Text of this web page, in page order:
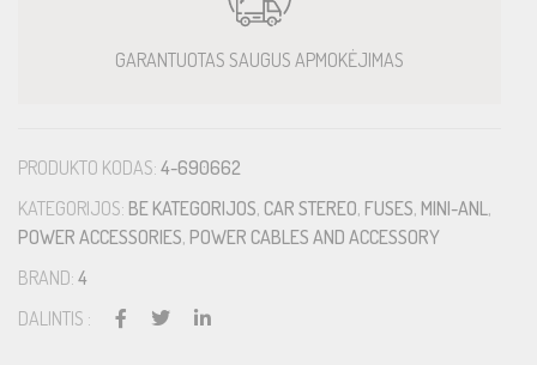
GARANTUOTAS SAUGUS APMOKĖJIMAS
PRODUKTO KODAS: 4-690662
KATEGORIJOS: BE KATEGORIJOS, CAR STEREO, FUSES, MINI-ANL,
POWER ACCESSORIES, POWER CABLES AND ACCESSORY
BRAND: 4
DALINTIS :